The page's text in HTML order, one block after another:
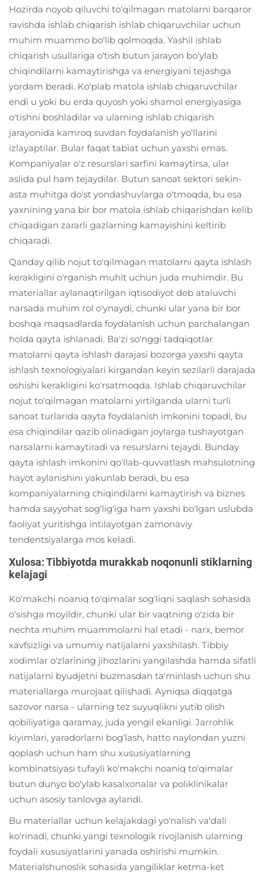
Hozirda noyob qiluvchi to'qilmagan matolarni barqaror
ravishda ishlab chiqarish ishlab chiqaruvchilar uchun
muhim muammo bo'lib qolmoqda. Yashil ishlab
chiqarish usullariga o'tish butun jarayon bo'ylab
chiqindilarni kamaytirishga va energiyani tejashga
yordam beradi. Ko'plab matola ishlab chiqaruvchilar
endi u yoki bu erda quyosh yoki shamol energiyasiga
o'tishni boshladilar va ularning ishlab chiqarish
jarayonida kamroq suvdan foydalanish yo'llarini
izlayaptilar. Bular faqat tabiat uchun yaxshi emas.
Kompaniyalar o'z resurslari sarfini kamaytirsa, ular
aslida pul ham tejaydilar. Butun sanoat sektori sekin-
asta muhitga do'st yondashuvlarga o'tmoqda, bu esa
yaxnining yana bir bor matola ishlab chiqarishdan kelib
chiqadigan zararli gazlarning kamayishini keltirib
chiqaradi.
Qanday qilib nojut to'qilmagan matolarni qayta ishlash
kerakligini o'rganish muhit uchun juda muhimdir. Bu
materiallar aylanaqtirilgan iqtisodiyot deb ataluvchi
narsada muhim rol o'ynaydi, chunki ular yana bir bor
boshqa maqsadlarda foydalanish uchun parchalangan
holda qayta ishlanadi. Ba'zi so'nggi tadqiqotlar
matolarni qayta ishlash darajasi bozorga yaxshi qayta
ishlash texnologiyalari kirgandan keyin sezilarli darajada
oshishi kerakligini ko'rsatmoqda. Ishlab chiqaruvchilar
nojut to'qilmagan matolarni yirtilganda ularni turli
sanoat turlarida qayta foydalanish imkonini topadi, bu
esa chiqindilar qazib olinadigan joylarga tushayotgan
narsalarni kamaytiradi va resurslarni tejaydi. Bunday
qayta ishlash imkonini qo'llab-quvvatlash mahsulotning
hayot aylanishini yakunlab beradi, bu esa
kompaniyalarning chiqindilarni kamaytirish va biznes
hamda sayyohat sog'lig'iga ham yaxshi bo'lgan uslubda
faoliyat yuritishga intilayotgan zamonaviy
tendentsiyalarga mos keladi.
Xulosa: Tibbiyotda murakkab noqonunli stiklarning
kelajagi
Ko'makchi noaniq to'qimalar sog'liqni saqlash sohasida
o'sishga moyildir, chunki ular bir vaqtning o'zida bir
nechta muhim muammolarni hal etadi - narx, bemor
xavfsizligi va umumiy natijalarni yaxshilash. Tibbiy
xodimlar o'zlarining jihozlarini yangilashda hamda sifatli
natijalarni byudjetni buzmasdan ta'minlash uchun shu
materiallarga murojaat qilishadi. Ayniqsa diqqatga
sazovor narsa - ularning tez suyuqlikni yutib olish
qobiliyatiga qaramay, juda yengil ekanligi. Jarrohlik
kiyimlari, yaradorlarni bog'lash, hatto naylondan yuzni
qoplash uchun ham shu xususiyatlarning
kombinatsiyasi tufayli ko'makchi noaniq to'qimalar
butun dunyo bo'ylab kasalxonalar va poliklinikalar
uchun asosiy tanlovga aylandi.
Bu materiallar uchun kelajakdagi yo'nalish va'dali
ko'rinadi, chunki yangi texnologik rivojlanish ularning
foydali xususiyatlarini yanada oshirishi mumkin.
Materialshunoslik sohasida yangiliklar ketma-ket